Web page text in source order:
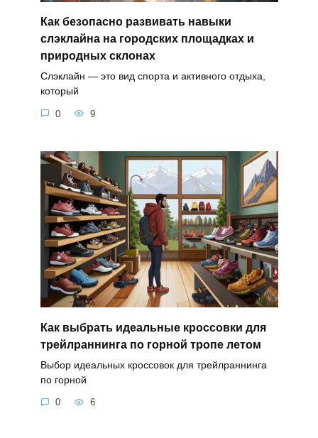
Как безопасно развивать навыки
слэклайна на городских площадках и
природных склонах
Слэклайн — это вид спорта и активного отдыха,
который
0 9
Как выбрать идеальные кроссовки для
трейлраннинга по горной тропе летом
Выбор идеальных кроссовок для трейлраннинга
по горной
0 6